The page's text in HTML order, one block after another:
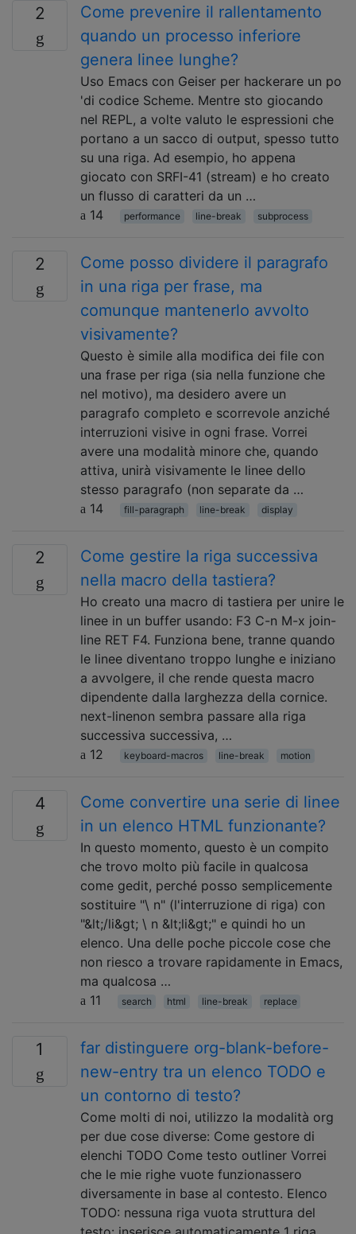
2
Come prevenire il rallentamento
quando un processo inferiore
genera linee lunghe?
Uso Emacs con Geiser per hackerare un po
'di codice Scheme. Mentre sto giocando
nel REPL, a volte valuto le espressioni che
portano a un sacco di output, spesso tutto
su una riga. Ad esempio, ho appena
giocato con SRFI-41 (stream) e ho creato
un flusso di caratteri da un …
14
performance line-break subprocess
2
Come posso dividere il paragrafo
in una riga per frase, ma
comunque mantenerlo avvolto
visivamente?
Questo è simile alla modifica dei file con
una frase per riga (sia nella funzione che
nel motivo), ma desidero avere un
paragrafo completo e scorrevole anziché
interruzioni visive in ogni frase. Vorrei
avere una modalità minore che, quando
attiva, unirà visivamente le linee dello
stesso paragrafo (non separate da …
14
fill-paragraph line-break display
2
Come gestire la riga successiva
nella macro della tastiera?
Ho creato una macro di tastiera per unire le
linee in un buffer usando: F3 C-n M-x join-
line RET F4. Funziona bene, tranne quando
le linee diventano troppo lunghe e iniziano
a avvolgere, il che rende questa macro
dipendente dalla larghezza della cornice.
next-linenon sembra passare alla riga
successiva successiva, …
12
keyboard-macros line-break motion
4
Come convertire una serie di linee
in un elenco HTML funzionante?
In questo momento, questo è un compito
che trovo molto più facile in qualcosa
come gedit, perché posso semplicemente
sostituire "\ n" (l'interruzione di riga) con
"&lt;/li&gt; \ n &lt;li&gt;" e quindi ho un
elenco. Una delle poche piccole cose che
non riesco a trovare rapidamente in Emacs,
ma qualcosa …
11
search html line-break replace
1
far distinguere org-blank-before-
new-entry tra un elenco TODO e
un contorno di testo?
Come molti di noi, utilizzo la modalità org
per due cose diverse: Come gestore di
elenchi TODO Come testo outliner Vorrei
che le mie righe vuote funzionassero
diversamente in base al contesto. Elenco
TODO: nessuna riga vuota struttura del